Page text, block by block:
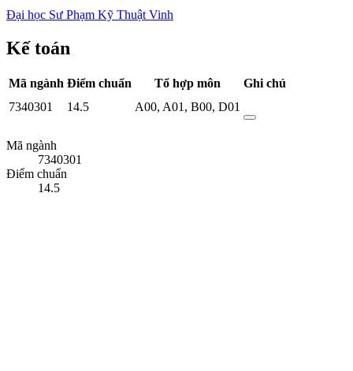
Đại học Sư Phạm Kỹ Thuật Vinh
Kế toán
Mã ngành Điểm chuẩn Tổ hợp môn
Ghi chú
7340301
14.5 A00, A01, B00, D01
Mã ngành
7340301
Điểm chuẩn
14.5